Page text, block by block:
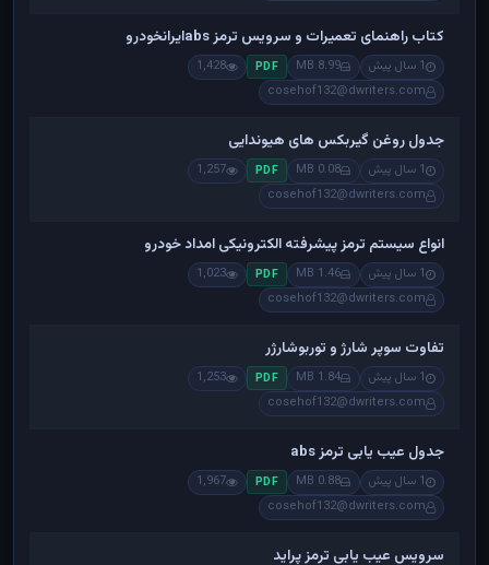
کتاب راهنمای تعمیرات و سرویس ترمز absایرانخودرو
1 سال پیش 8.99 MB
PDF
1,428
cosehof132@dwriters.com
جدول روغن گیربکس های هیوندایی
1 سال پیش 0.08 MB
PDF
1,257
cosehof132@dwriters.com
انواع سیستم ترمز پیشرفته الکترونیکی امداد خودرو
1 سال پیش 1.46 MB
PDF
1,023
cosehof132@dwriters.com
تفاوت سوپر شارژ و توربوشارژر
1 سال پیش 1.84 MB
PDF
1,253
cosehof132@dwriters.com
جدول عیب یابی ترمز abs
1 سال پیش 0.88 MB
PDF
1,967
cosehof132@dwriters.com
سرویس عیب یابی ترمز پراید